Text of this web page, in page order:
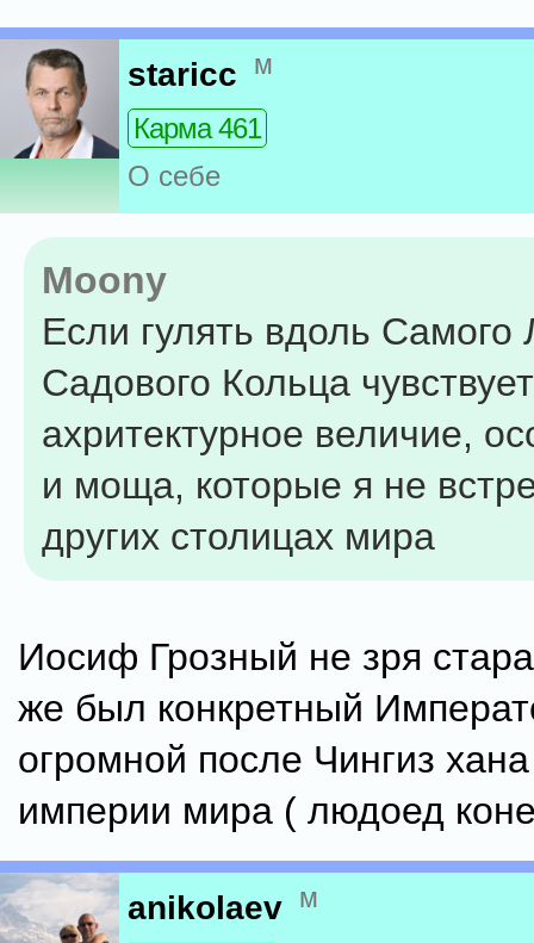
staricc м
Карма 461
О себе
Moony
Если гулять вдоль Самого
Садового Кольца
ахритектурное величие,
и моща, которые я не
других столицах мира
Иосиф Грозный не зря
же был конкретный
огромной после Чингиз
империи мира ( людоед
anikolaev м